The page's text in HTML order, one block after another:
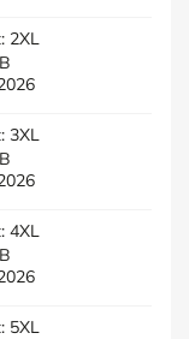
2XL
3XL
4XL
5XL